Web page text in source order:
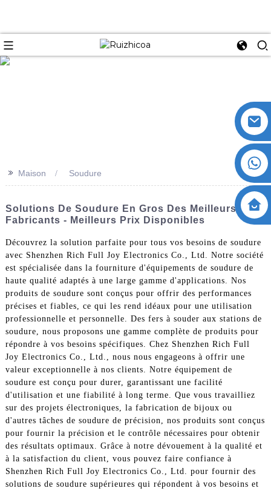
>> Maison Soudure
Solutions De Soudure En Gros Des Meilleurs
Fabricants - Meilleurs Prix Disponibles
Découvrez la solution parfaite pour tous vos besoins de soudure
avec Shenzhen Rich Full Joy Electronics Co., Ltd. Notre société
est spécialisée dans la fourniture d'équipements de soudure de
haute qualité adaptés à une large gamme d'applications. Nos
produits de soudure sont conçus pour offrir des performances
précises et fiables, ce qui les rend idéaux pour une utilisation
professionnelle et personnelle. Des fers à souder aux stations de
soudure, nous proposons une gamme complète de produits pour
répondre à vos besoins spécifiques. Chez Shenzhen Rich Full
Joy Electronics Co., Ltd., nous nous engageons à offrir une
valeur exceptionnelle à nos clients. Notre équipement de
soudure est conçu pour durer, garantissant une facilité
d'utilisation et une fiabilité à long terme. Que vous travailliez
sur des projets électroniques, la fabrication de bijoux ou
d'autres tâches de soudure de précision, nos produits sont conçus
pour fournir la précision et le contrôle nécessaires pour obtenir
des résultats optimaux. Grâce à notre dévouement à la qualité et
à la satisfaction du client, vous pouvez faire confiance à
Shenzhen Rich Full Joy Electronics Co., Ltd. pour fournir des
solutions de soudure supérieures qui répondent à vos besoins et